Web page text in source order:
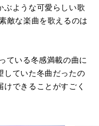
ぶような可愛らしい歌
敵な楽曲を歌えるのは
ている冬感満載の曲に
ていた冬曲だったの
できることがすごく